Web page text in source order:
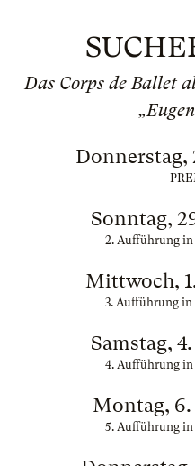
Das Corps de Ballet
Donnerstag,
Sonntag,
2. Aufführung in
Mittwoch,
3. Aufführung in
Samstag,
4. Aufführung in
Montag, 6.
5. Aufführung in